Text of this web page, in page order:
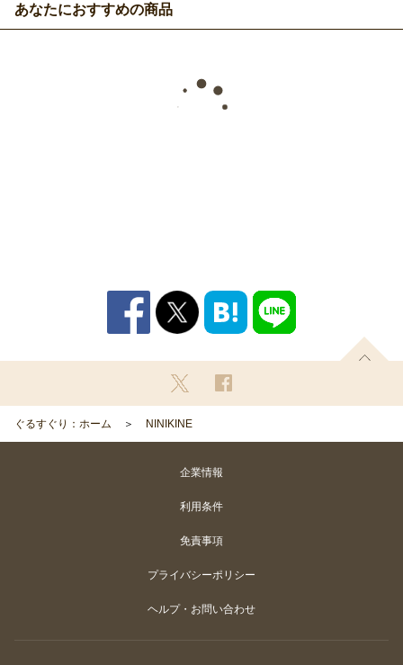
あなたにおすすめの商品
ぐるすぐり：ホーム NINIKINE
企業情報
利用条件
免責事項
プライバシーポリシー
ヘルプ・お問い合わせ